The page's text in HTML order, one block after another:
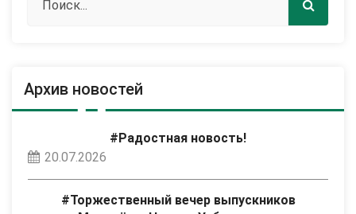
Архив новостей
#Радостная новость!
20.07.2026
#Торжественный вечер выпускников